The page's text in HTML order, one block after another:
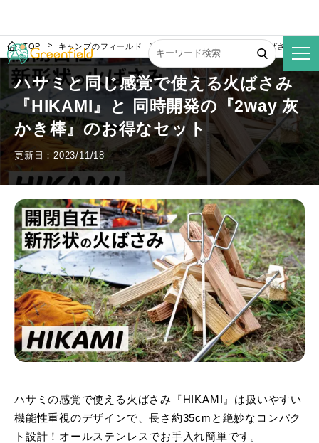
TOP キャンプのフィールド ハサミと同じ感覚で使える火ばさみ『
ハサミと同じ感覚で使える火ばさみ
『HIKAMI』と 同時開発の『2way 灰
かき棒』のお得なセット
更新日：2023/11/18
ハサミの感覚で使える火ばさみ『HIKAMI』は扱いやすい
機能性重視のデザインで、長さ約35cmと絶妙なコンパク
ト設計！オールステンレスでお手入れ簡単です。